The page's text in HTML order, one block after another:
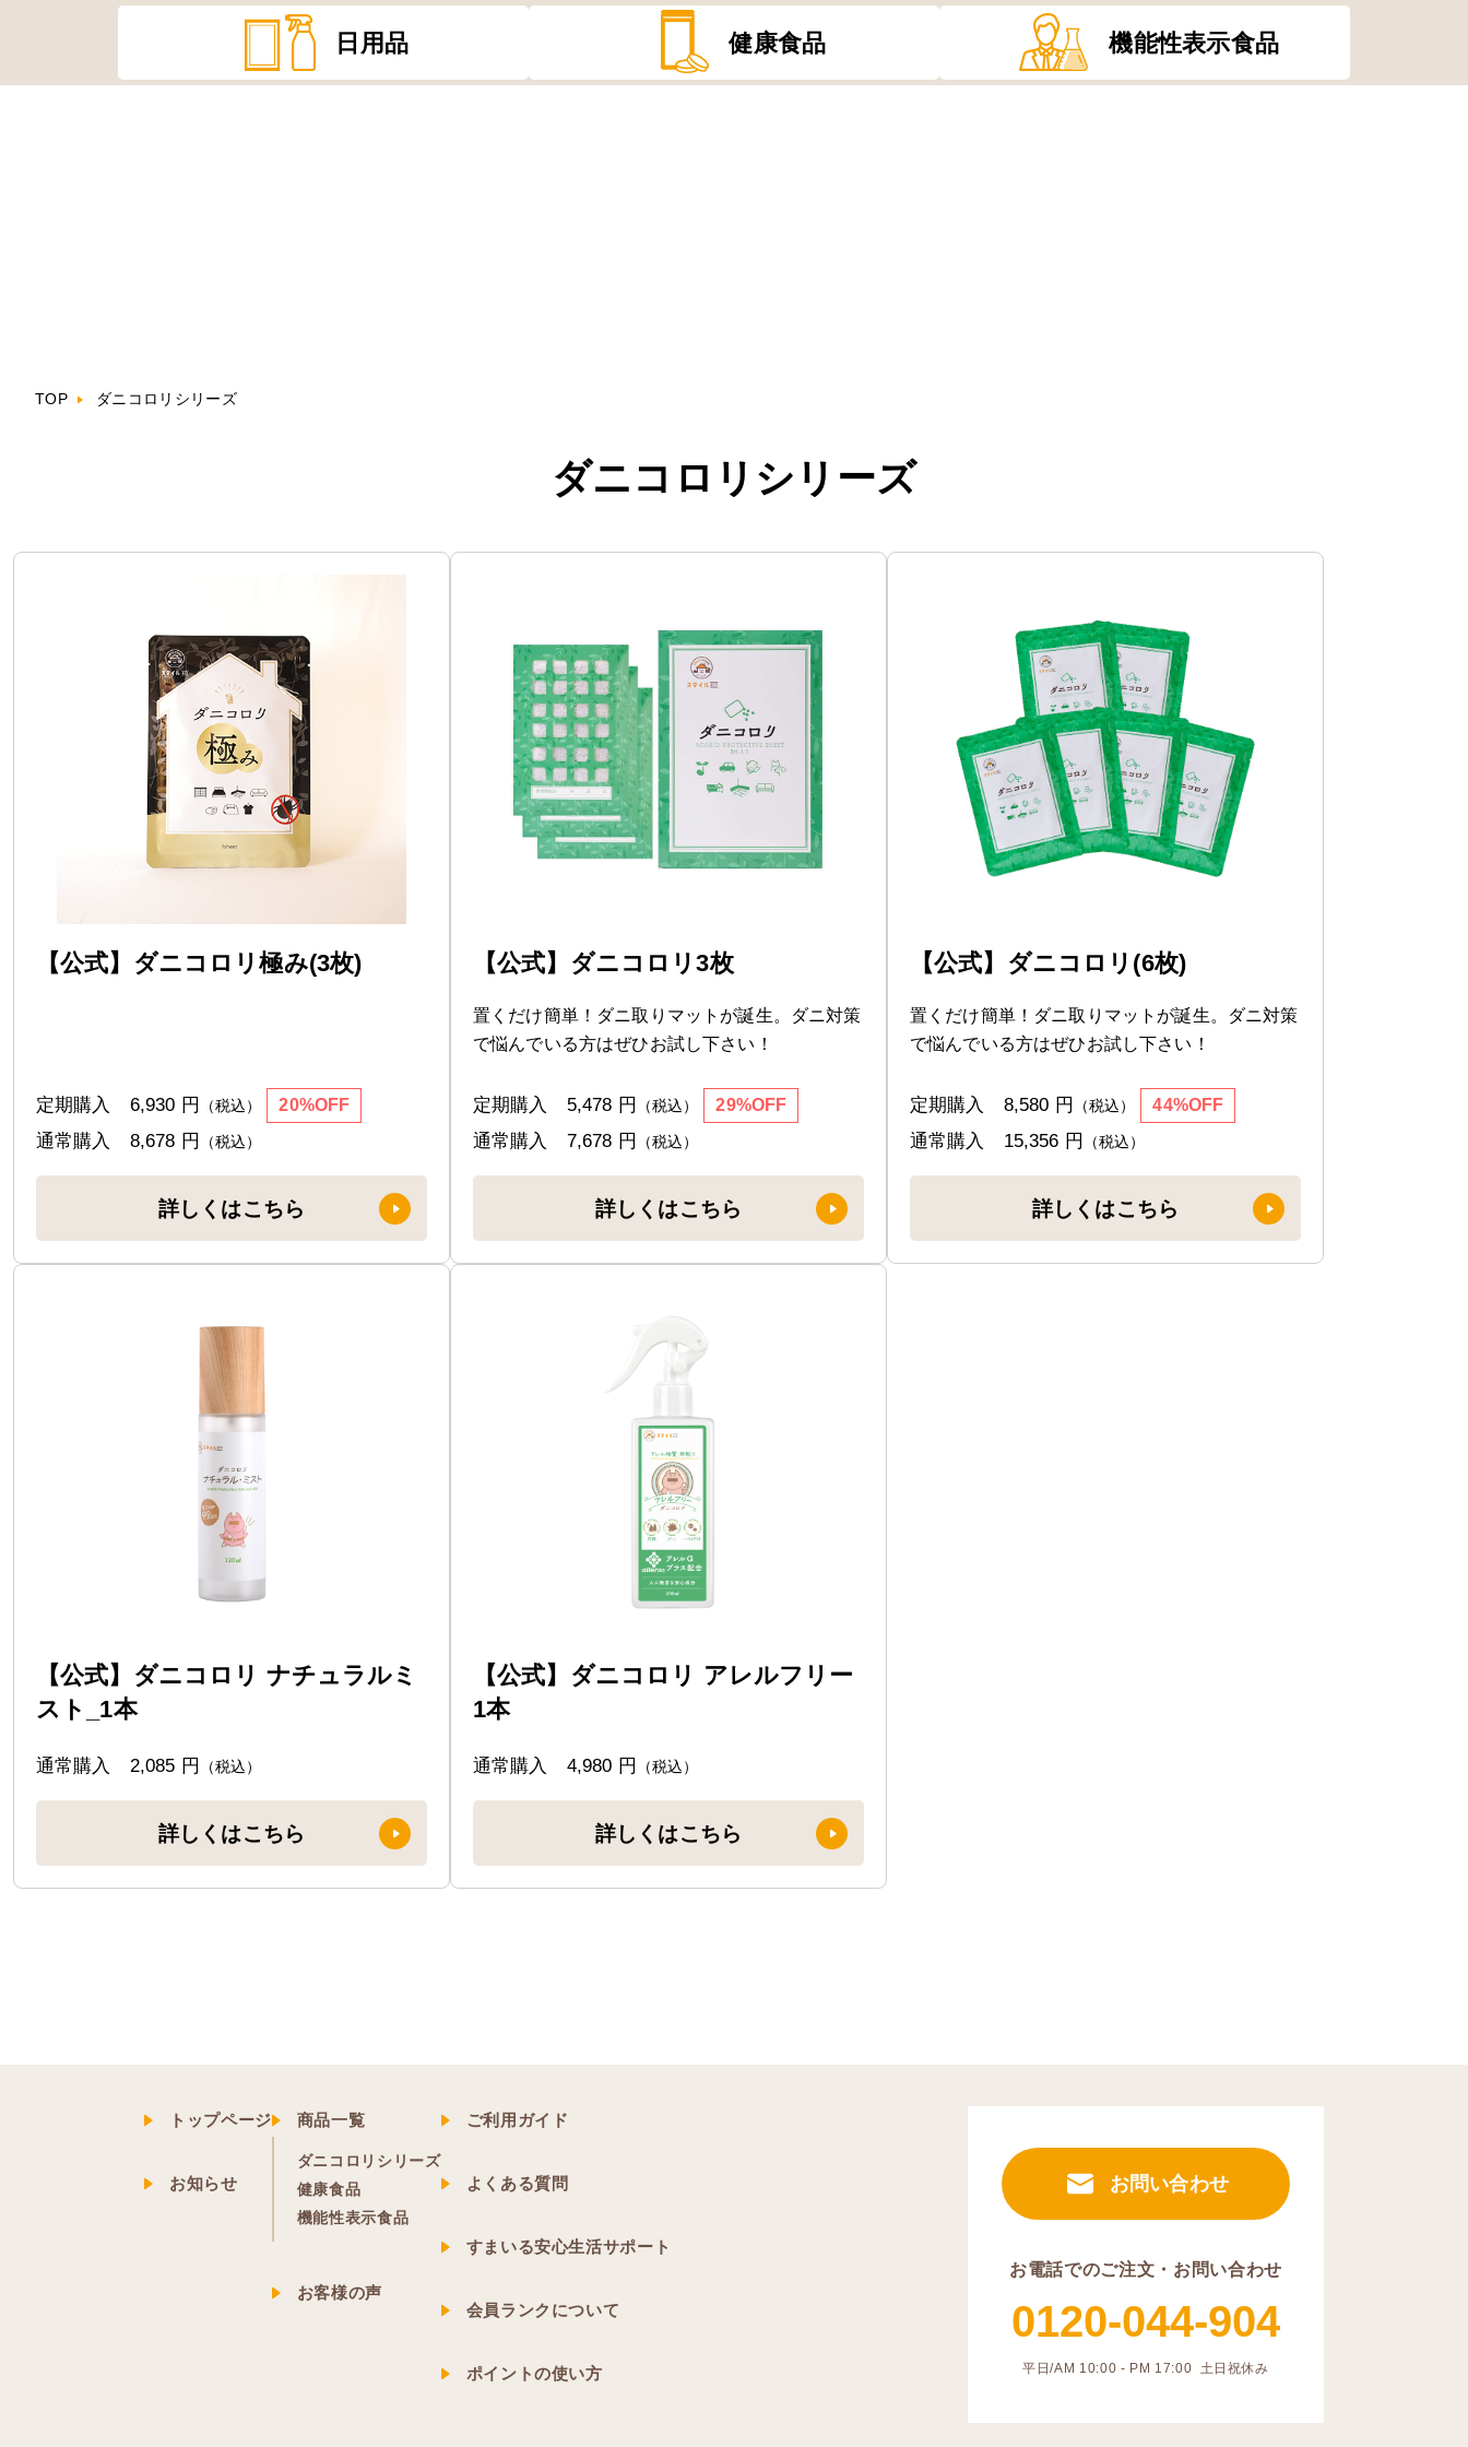
日用品 健康食品 機能性表示食品
TOP ダニコロリシリーズ
ダニコロリシリーズ
【公式】ダニコロリ極み(3枚)
定期購入 6,930 円 （税込） 20%OFF
通常購入 8,678 円 （税込）
詳しくはこちら
【公式】ダニコロリ3枚
置くだけ簡単！ダニ取りマットが誕生。ダニ対策
で悩んでいる方はぜひお試し下さい！
定期購入 5,478 円 （税込） 29%OFF
通常購入 7,678 円 （税込）
詳しくはこちら
【公式】ダニコロリ(6枚)
置くだけ簡単！ダニ取りマットが誕生。ダニ対策
で悩んでいる方はぜひお試し下さい！
定期購入 8,580 円 （税込） 44%OFF
通常購入 15,356 円 （税込）
詳しくはこちら
【公式】ダニコロリ ナチュラルミ
スト_1本
通常購入 2,085 円 （税込）
詳しくはこちら
【公式】ダニコロリ アレルフリー
1本
通常購入 4,980 円 （税込）
詳しくはこちら
トップページ
お知らせ
商品一覧
ダニコロリシリーズ
健康食品
機能性表示食品
お客様の声
ご利用ガイド
よくある質問
すまいる安心生活サポート
会員ランクについて
ポイントの使い方
お問い合わせ
お電話でのご注文・お問い合わせ
0120-044-904
平日/AM 10:00 - PM 17:00 土日祝休み